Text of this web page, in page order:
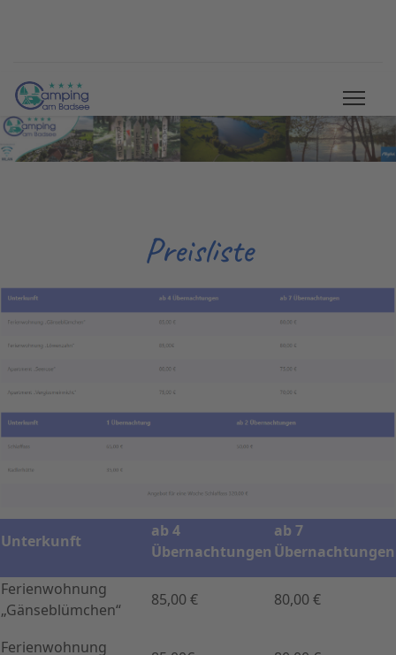
Preisliste
Unterkunft
ab 4
Übernachtungen
ab 7
Übernachtungen
Ferienwohnung
„Gänseblümchen“
85,00 € 80,00 €
Ferienwohnung